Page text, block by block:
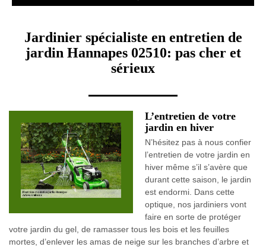
Jardinier spécialiste en entretien de
jardin Hannapes 02510: pas cher et
sérieux
L’entretien de votre
jardin en hiver
N’hésitez pas à nous confier
l’entretien de votre jardin en
hiver même s’il s’avère que
durant cette saison, le jardin
est endormi. Dans cette
optique, nos jardiniers vont
faire en sorte de protéger
votre jardin du gel, de ramasser tous les bois et les feuilles
mortes, d’enlever les amas de neige sur les branches d’arbre et